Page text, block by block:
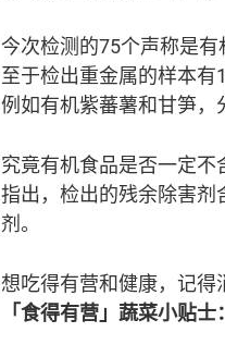
今次检测的75个声称是有
至于检出重金属的样本有
例如有机紫蕃薯和甘笋，
究竟有机食品是否一定
指出，检出的残余除害剂
剂。
想吃得有营和健康，记得
「食得有营」蔬菜小贴士：